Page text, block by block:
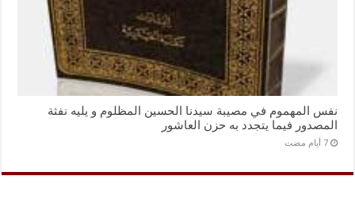
نفس المهموم في مصيبة سيدنا الحسين المظلوم و يليه نفثة
المصدور فيما يتجدد به حزن العاشور
‏7 أيام مضت